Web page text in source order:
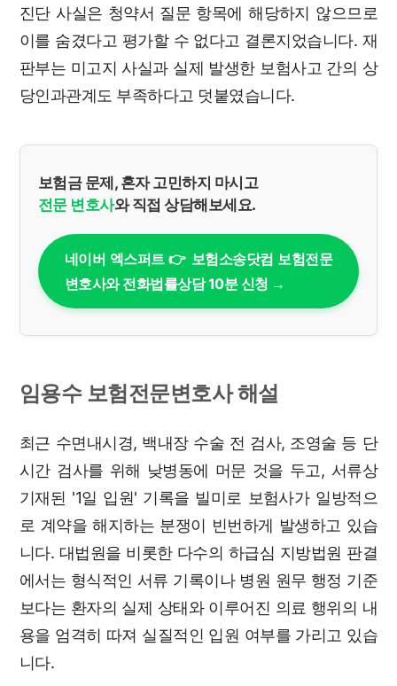
진단 사실은 청약서 질문 항목에 해당하지 않으므로
이를 숨겼다고 평가할 수 없다고 결론지었습니다. 재
판부는 미고지 사실과 실제 발생한 보험사고 간의 상
당인과관계도 부족하다고 덧붙였습니다.
보험금 문제, 혼자 고민하지 마시고
전문 변호사와 직접 상담해보세요.
네이버 엑스퍼트 👉 보험소송닷컴 보험전문
변호사와 전화법률상담 10분 신청 →
임용수 보험전문변호사 해설
최근 수면내시경, 백내장 수술 전 검사, 조영술 등 단
시간 검사를 위해 낮병동에 머문 것을 두고, 서류상
기재된 '1일 입원' 기록을 빌미로 보험사가 일방적으
로 계약을 해지하는 분쟁이 빈번하게 발생하고 있습
니다. 대법원을 비롯한 다수의 하급심 지방법원 판결
에서는 형식적인 서류 기록이나 병원 원무 행정 기준
보다는 환자의 실제 상태와 이루어진 의료 행위의 내
용을 엄격히 따져 실질적인 입원 여부를 가리고 있습
니다.